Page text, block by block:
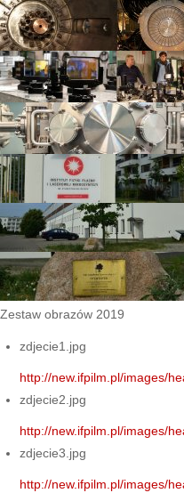
Zestaw obrazów 2019
zdjecie1.jpg
http://new.ifpilm.pl/images/
zdjecie2.jpg
http://new.ifpilm.pl/images/
zdjecie3.jpg
http://new.ifpilm.pl/images/